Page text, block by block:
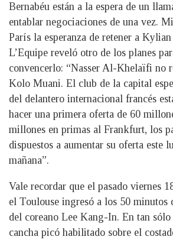
Bernabéu están a la espera de un
entablar negociaciones de una vez.
París la esperanza de retener a
L’Equipe reveló otro de los planes
convencerlo: “Nasser Al-Khelaïfi no
Kolo Muani. El club de la capital
del delantero internacional francés
hacer una primera oferta de 60
millones en primas al Frankfurt, los
dispuestos a aumentar su oferta este
mañana”.
Vale recordar que el pasado viernes
el Toulouse ingresó a los 50 minutos
del coreano Lee Kang-In. En tan
cancha picó habilitado sobre el